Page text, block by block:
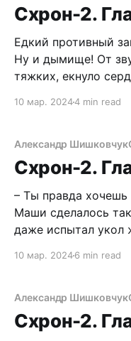
определенное
Схрон-2.
Едкий противный
Ну и дымище! От
тяжких, екнуло
называется. Надо
Прекрасный сон с
шлюхами медленно
10 мар. 20244 min read
Александр Шишковчук
Схрон-2.
– Ты правда хочешь
Маши сделалось
даже испытал укол
невменяемости. – Да не, ты чего! – Я улыбнулся
металлокерамикой. – Я тебе не нужна? – Конечно
нужна! Смотри, все
10 мар. 20246 min read
Александр Шишковчук
Схрон-2.